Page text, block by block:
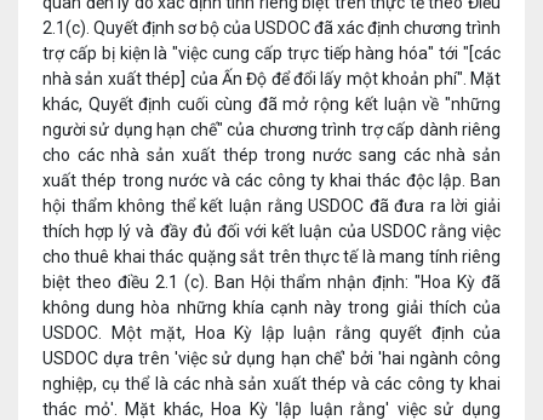
2.1(c). Quyết định sơ bộ của USDOC đã xác định chương trình
trợ cấp bị kiện là "việc cung cấp trực tiếp hàng hóa" tới "[các
nhà sản xuất thép] của Ấn Độ để đổi lấy một khoản phí". Mặt
khác, Quyết định cuối cùng đã mở rộng kết luận về "những
người sử dụng hạn chế" của chương trình trợ cấp dành riêng
cho các nhà sản xuất thép trong nước sang các nhà sản
xuất thép trong nước và các công ty khai thác độc lập. Ban
hội thẩm không thể kết luận rằng USDOC đã đưa ra lời giải
thích hợp lý và đầy đủ đối với kết luận của USDOC rằng việc
cho thuê khai thác quặng sắt trên thực tế là mang tính riêng
biệt theo điều 2.1 (c). Ban Hội thẩm nhận định: "Hoa Kỳ đã
không dung hòa những khía cạnh này trong giải thích của
USDOC. Một mặt, Hoa Kỳ lập luận rằng quyết định của
USDOC dựa trên 'việc sử dụng hạn chế' bởi 'hai ngành công
nghiệp, cụ thể là các nhà sản xuất thép và các công ty khai
thác mỏ'. Mặt khác, Hoa Kỳ 'lập luận rằng' việc sử dụng